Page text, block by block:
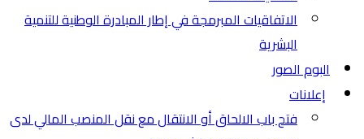
الاتفاقيات المبرمجة في إطار المبادرة الوطنية للتنمية
البشرية
البوم الصور
إعلانات
فتح باب الالحاق أو الانتقال مع نقل المنصب المالي لدى